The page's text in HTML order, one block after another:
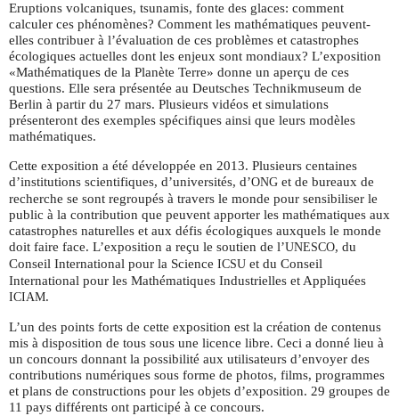
Eruptions volcaniques, tsunamis, fonte des glaces: comment
calculer ces phénomènes? Comment les mathématiques peuvent-
elles contribuer à l’évaluation de ces problèmes et catastrophes
écologiques actuelles dont les enjeux sont mondiaux? L’exposition
«Mathématiques de la Planète Terre» donne un aperçu de ces
questions. Elle sera présentée au Deutsches Technikmuseum de
Berlin à partir du 27 mars. Plusieurs vidéos et simulations
présenteront des exemples spécifiques ainsi que leurs modèles
mathématiques.
Cette exposition a été développée en 2013. Plusieurs centaines
d’institutions scientifiques, d’universités, d’ONG et de bureaux de
recherche se sont regroupés à travers le monde pour sensibiliser le
public à la contribution que peuvent apporter les mathématiques aux
catastrophes naturelles et aux défis écologiques auxquels le monde
doit faire face. L’exposition a reçu le soutien de l’UNESCO, du
Conseil International pour la Science ICSU et du Conseil
International pour les Mathématiques Industrielles et Appliquées
ICIAM.
L’un des points forts de cette exposition est la création de contenus
mis à disposition de tous sous une licence libre. Ceci a donné lieu à
un concours donnant la possibilité aux utilisateurs d’envoyer des
contributions numériques sous forme de photos, films, programmes
et plans de constructions pour les objets d’exposition. 29 groupes de
11 pays différents ont participé à ce concours.